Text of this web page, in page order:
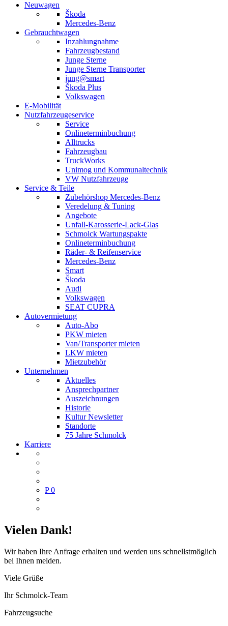
Neuwagen
Škoda
Mercedes-Benz
Gebrauchtwagen
Inzahlungnahme
Fahrzeugbestand
Junge Sterne
Junge Sterne Transporter
jung@smart
Škoda Plus
Volkswagen
E-Mobilität
Nutzfahrzeugeservice
Service
Onlineterminbuchung
Alltrucks
Fahrzeugbau
TruckWorks
Unimog und Kommunaltechnik
VW Nutzfahrzeuge
Service & Teile
Zubehörshop Mercedes-Benz
Veredelung & Tuning
Angebote
Unfall-Karosserie-Lack-Glas
Schmolck Wartungspakte
Onlineterminbuchung
Räder- & Reifenservice
Mercedes-Benz
Smart
Škoda
Audi
Volkswagen
SEAT CUPRA
Autovermietung
Auto-Abo
PKW mieten
Van/Transporter mieten
LKW mieten
Mietzubehör
Unternehmen
Aktuelles
Ansprechpartner
Auszeichnungen
Historie
Kultur Newsletter
Standorte
75 Jahre Schmolck
Karriere
P 0
Vielen Dank!
Wir haben Ihre Anfrage erhalten und werden uns schnellstmöglich
bei Ihnen melden.
Viele Grüße
Ihr Schmolck-Team
Fahrzeugsuche